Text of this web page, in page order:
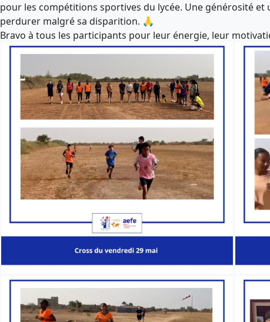
pour les compétitions sportives du lycée. Une générosité
perdurer malgré sa disparition. 🙏
Bravo à tous les participants pour leur énergie, leur